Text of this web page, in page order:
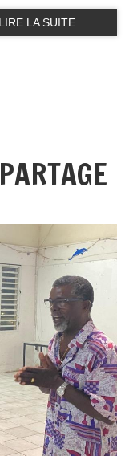
LIRE LA SUITE